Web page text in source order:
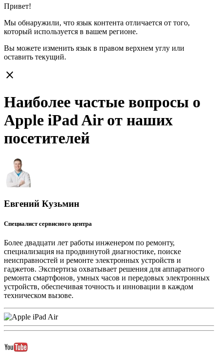
Привет!
Мы обнаружили, что язык контента отличается от того,
который используется в вашем регионе.
Вы можете изменить язык в правом верхнем углу или
оставить текущий.
close
Наиболее частые вопросы о
Apple iPad Air от наших
посетителей
Евгений Кузьмин
Специалист сервисного центра
Более двадцати лет работы инженером по ремонту,
специализация на продвинутой диагностике, поиске
неисправностей и ремонте электронных устройств и
гаджетов. Экспертиза охватывает решения для аппаратного
ремонта смартфонов, умных часов и передовых электронных
устройств, обеспечивая точность и инновации в каждом
техническом вызове.